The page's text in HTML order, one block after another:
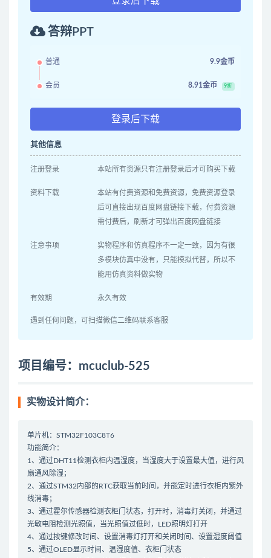
答辩PPT
普通 9.9金币
会员 8.91金币 9折
登录后下载
其他信息
注册登录 本站所有资源只有注册登录后才可购买下载
资料下载
本站有付费资源和免费资源，免费资源登录
后可直接出现百度网盘链接下载，付费资源
需付费后，刷新才可弹出百度网盘链接
注意事项
实物程序和仿真程序不一定一致，因为有很
多模块仿真中没有，只能模拟代替，所以不
能用仿真资料做实物
有效期 永久有效
遇到任何问题，可扫描微信二维码联系客服
项目编号：mcuclub-525
实物设计简介：
单片机：STM32F103C8T6
功能简介：
1、通过DHT11检测衣柜内温湿度，当湿度大于设置最大值，进行风
扇通风除湿；
2、通过STM32内部的RTC获取当前时间，并能定时进行衣柜内紫外
线消毒；
3、通过霍尔传感器检测衣柜门状态，打开时，消毒灯关闭，并通过
光敏电阻检测光照值，当光照值过低时，LED照明灯打开
4、通过按键修改时间、设置消毒灯打开和关闭时间、设置湿度阈值
5、通过OLED显示时间、温湿度值、衣柜门状态